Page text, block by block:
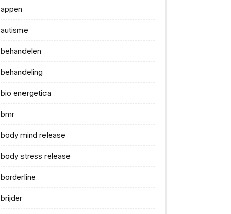
appen
autisme
behandelen
behandeling
bio energetica
bmr
body mind release
body stress release
borderline
brijder